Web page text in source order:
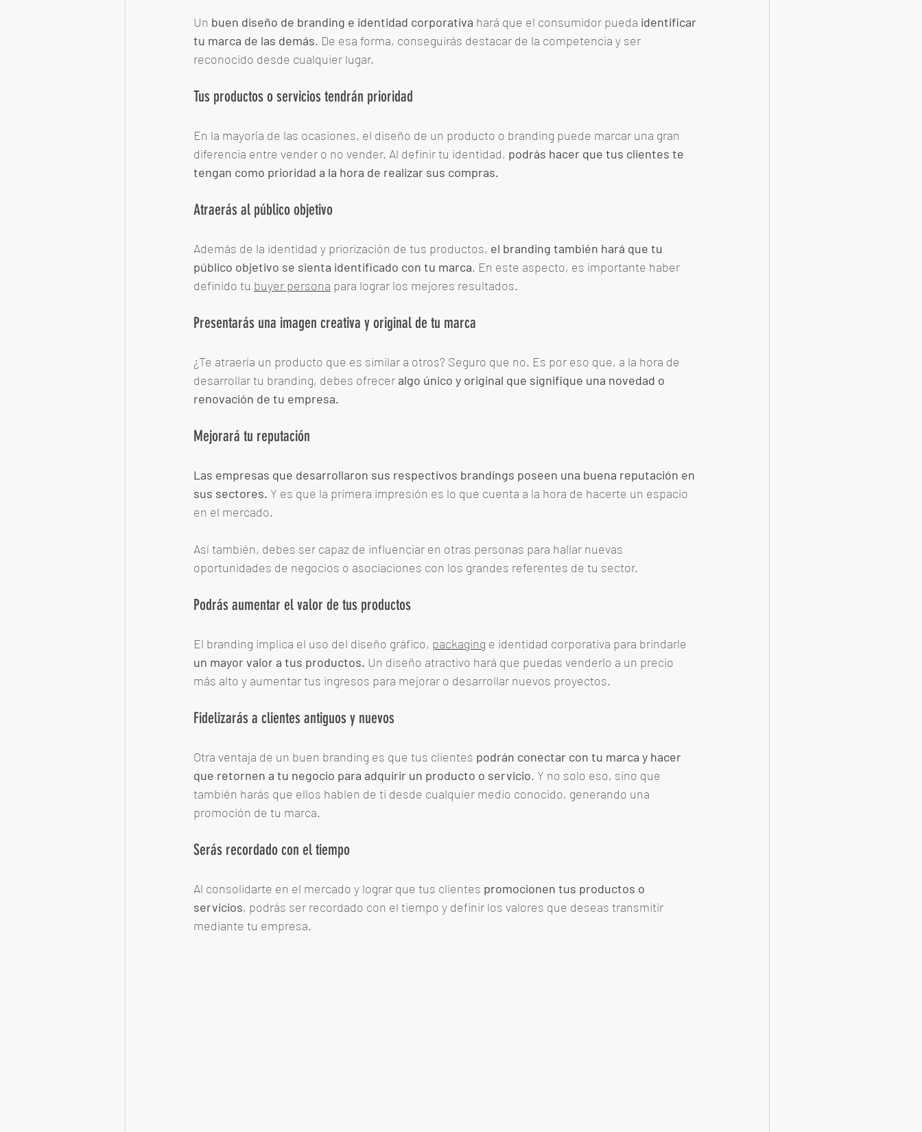
Un buen diseño de branding e identidad corporativa hará que el consumidor pueda identificar
tu marca de las demás. De esa forma, conseguirás destacar de la competencia y ser
reconocido desde cualquier lugar.
Tus productos o servicios tendrán prioridad
En la mayoría de las ocasiones, el diseño de un producto o branding puede marcar una gran
diferencia entre vender o no vender. Al definir tu identidad, podrás hacer que tus clientes te
tengan como prioridad a la hora de realizar sus compras.
Atraerás al público objetivo
Además de la identidad y priorización de tus productos, el branding también hará que tu
público objetivo se sienta identificado con tu marca. En este aspecto, es importante haber
definido tu buyer persona para lograr los mejores resultados.
Presentarás una imagen creativa y original de tu marca
¿Te atraería un producto que es similar a otros? Seguro que no. Es por eso que, a la hora de
desarrollar tu branding, debes ofrecer algo único y original que signifique una novedad o
renovación de tu empresa.
Mejorará tu reputación
Las empresas que desarrollaron sus respectivos brandings poseen una buena reputación en
sus sectores. Y es que la primera impresión es lo que cuenta a la hora de hacerte un espacio
en el mercado.
Así también, debes ser capaz de influenciar en otras personas para hallar nuevas
oportunidades de negocios o asociaciones con los grandes referentes de tu sector.
Podrás aumentar el valor de tus productos
El branding implica el uso del diseño gráfico, packaging e identidad corporativa para brindarle
un mayor valor a tus productos. Un diseño atractivo hará que puedas venderlo a un precio
más alto y aumentar tus ingresos para mejorar o desarrollar nuevos proyectos.
Fidelizarás a clientes antiguos y nuevos
Otra ventaja de un buen branding es que tus clientes podrán conectar con tu marca y hacer
que retornen a tu negocio para adquirir un producto o servicio. Y no solo eso, sino que
también harás que ellos hablen de ti desde cualquier medio conocido, generando una
promoción de tu marca.
Serás recordado con el tiempo
Al consolidarte en el mercado y lograr que tus clientes promocionen tus productos o
servicios, podrás ser recordado con el tiempo y definir los valores que deseas transmitir
mediante tu empresa.